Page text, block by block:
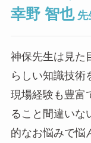
幸野 智也先
神保先生は見た
らしい知識技術
現場経験も豊富
ること間違いな
的なお悩みで悩